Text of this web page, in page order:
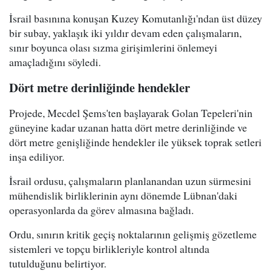
İsrail basınına konuşan Kuzey Komutanlığı'ndan üst düzey
bir subay, yaklaşık iki yıldır devam eden çalışmaların,
sınır boyunca olası sızma girişimlerini önlemeyi
amaçladığını söyledi.
Dört metre derinliğinde hendekler
Projede, Mecdel Şems'ten başlayarak Golan Tepeleri'nin
güneyine kadar uzanan hatta dört metre derinliğinde ve
dört metre genişliğinde hendekler ile yüksek toprak setleri
inşa ediliyor.
İsrail ordusu, çalışmaların planlanandan uzun sürmesini
mühendislik birliklerinin aynı dönemde Lübnan'daki
operasyonlarda da görev almasına bağladı.
Ordu, sınırın kritik geçiş noktalarının gelişmiş gözetleme
sistemleri ve topçu birlikleriyle kontrol altında
tutulduğunu belirtiyor.